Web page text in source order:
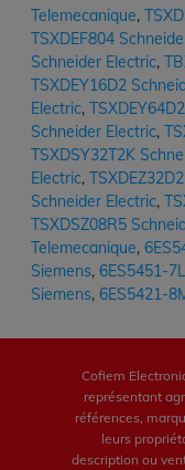
Telemecanique,
TSXDEF804
Schneider Electric,
TSXDEY16D2
Electric,
Schneider Electric,
TSXDSY32T2K
Electric,
Schneider Electric,
TSXDSZ08R5
Telemecanique,
Siemens, 6ES5451-
Siemens, 6ES5421-
Cofiem
représentant
références,
leurs
description ou